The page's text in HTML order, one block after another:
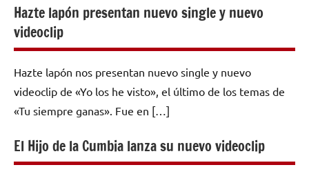
Hazte lapón presentan nuevo single y nuevo
videoclip
Hazte lapón nos presentan nuevo single y nuevo
videoclip de «Yo los he visto», el último de los temas de
«Tu siempre ganas». Fue en […]
El Hijo de la Cumbia lanza su nuevo videoclip